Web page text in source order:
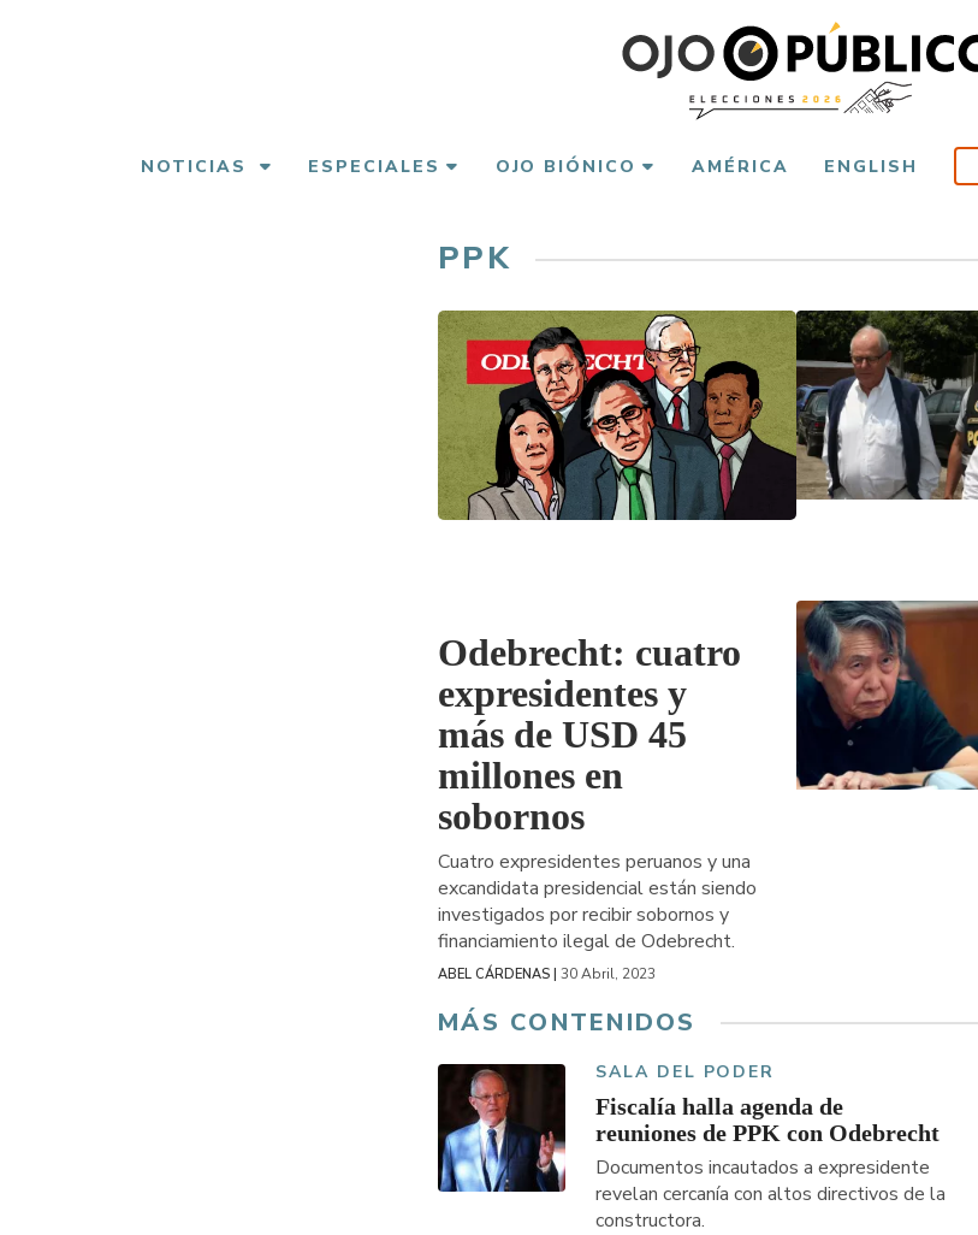
NOTICIAS ESPECIALES OJO BIÓNICO AMÉRICA ENGLISH
PPK
Odebrecht: cuatro
expresidentes y
más de USD 45
millones en
sobornos
Cuatro expresidentes peruanos y una
excandidata presidencial están siendo
investigados por recibir sobornos y
financiamiento ilegal de Odebrecht.
ABEL CÁRDENAS | 30 Abril, 2023
MÁS CONTENIDOS
SALA DEL PODER
Fiscalía halla agenda de
reuniones de PPK con Odebrecht
Documentos incautados a expresidente
revelan cercanía con altos directivos de la
constructora.